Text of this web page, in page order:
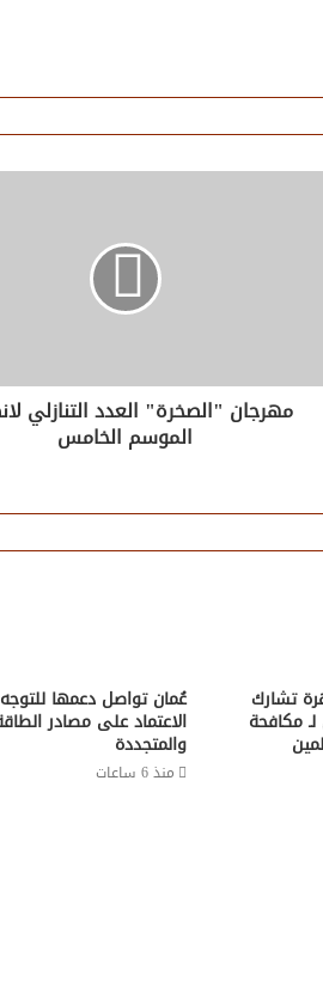
مهرجان "الصخرة" العدد التنازلي
الموسم الخامس
تشارك
مكافحة
عُمان تواصل دعمها
الاعتماد على مصادر
والمتجددة
منذ 6 ساعات